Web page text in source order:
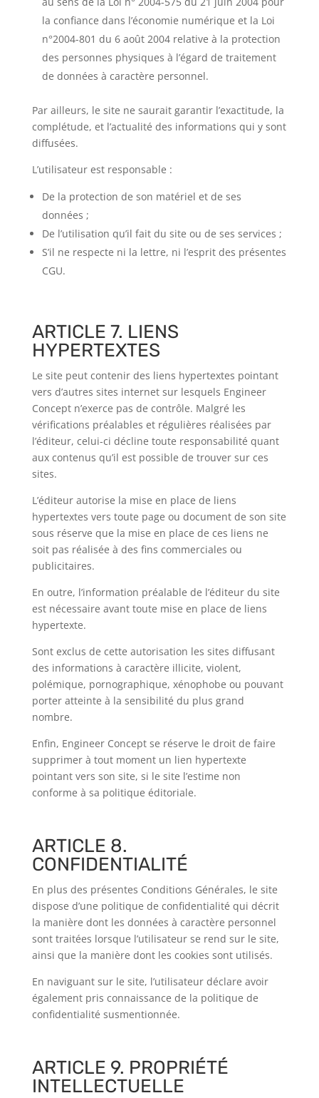
la confiance dans l’économie numérique et la Loi
n°2004-801 du 6 août 2004 relative à la protection
des personnes physiques à l’égard de traitement
de données à caractère personnel.
Par ailleurs, le site ne saurait garantir l’exactitude, la
complétude, et l’actualité des informations qui y sont
diffusées.
L’utilisateur est responsable :
De la protection de son matériel et de ses
données ;
De l’utilisation qu’il fait du site ou de ses services ;
S’il ne respecte ni la lettre, ni l’esprit des présentes
CGU.
ARTICLE 7. LIENS
HYPERTEXTES
Le site peut contenir des liens hypertextes pointant
vers d’autres sites internet sur lesquels Engineer
Conceptn’exerce pas de contrôle. Malgré les
vérifications préalables et régulières réalisées par
l’éditeur, celui-ci décline toute responsabilité quant
aux contenus qu’il est possible de trouver sur ces
sites.
L’éditeur autorise la mise en place de liens
hypertextes vers toute page ou document de son site
sous réserve que la mise en place de ces liens ne
soit pas réalisée à des fins commerciales ou
publicitaires.
En outre, l’information préalable de l’éditeur du site
est nécessaire avant toute mise en place de liens
hypertexte.
Sont exclus de cette autorisation les sites diffusant
des informations à caractère illicite, violent,
polémique, pornographique, xénophobe ou pouvant
porter atteinte à la sensibilité du plus grand
nombre.
Enfin, Engineer Concept se réserve le droit de faire
supprimer à tout moment un lien hypertexte
pointant vers son site, si le site l’estime non
conforme à sa politique éditoriale.
ARTICLE 8.
CONFIDENTIALITÉ
En plus des présentes Conditions Générales, le site
dispose d’une politique de confidentialité qui décrit
la manière dont les données à caractère personnel
sont traitées lorsque l’utilisateur se rend sur le site,
ainsi que la manière dont les cookies sont utilisés.
En naviguant sur le site, l’utilisateur déclare avoir
également pris connaissance de la politique de
confidentialité susmentionnée.
ARTICLE 9. PROPRIÉTÉ
INTELLECTUELLE